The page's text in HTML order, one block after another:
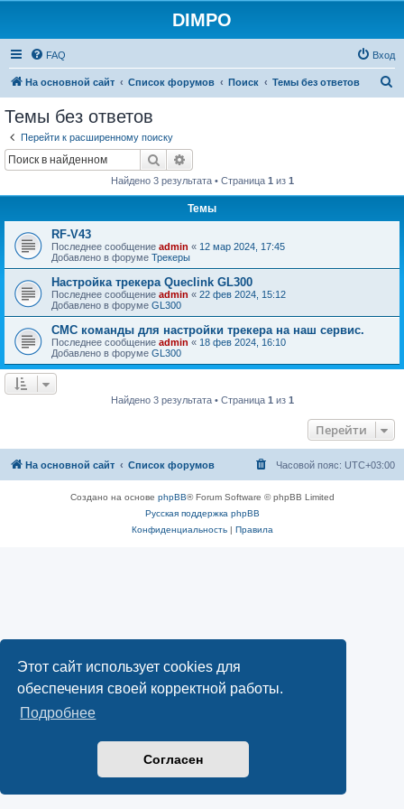
Этот сайт использует cookies для
обеспечения своей корректной работы.
Подробнее
Согласен
DIMPO
FAQ Вход
На основной сайт Список форумов Поиск Темы без ответов
Темы без ответов
Перейти к расширенному поиску
Поиск
Найдено 3 результата • Страница 1 из 1
Темы
RF-V43
Последнее сообщение admin « 12 мар 2024, 17:45
Добавлено в форуме Трекеры
Настройка трекера Queclink GL300
Последнее сообщение admin « 22 фев 2024, 15:12
Добавлено в форуме GL300
СМС команды для настройки трекера на наш сервис.
Последнее сообщение admin « 18 фев 2024, 16:10
Добавлено в форуме GL300
Найдено 3 результата • Страница 1 из 1
Перейти
На основной сайт Список форумов Часовой пояс: UTC+03:00
Создано на основе phpBB® Forum Software © phpBB Limited
Русская поддержка phpBB
Конфиденциальность| Правила